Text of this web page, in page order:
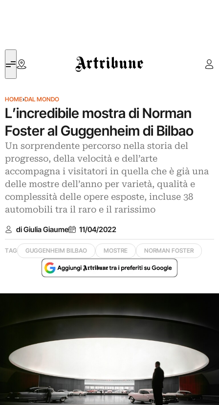
Artribune
HOME›DAL MONDO
L’incredibile mostra di Norman
Foster al Guggenheim di Bilbao
Un sorprendente percorso nella storia del
progresso, della velocità e dell’arte
accompagna i visitatori in quella che è già una
delle mostre dell’anno per varietà, qualità e
complessità delle opere esposte, incluse 38
automobili tra il raro e il rarissimo
di Giulia Giaume 11/04/2022
TAG GUGGENHEIM BILBAO MOSTRE NORMAN FOSTER